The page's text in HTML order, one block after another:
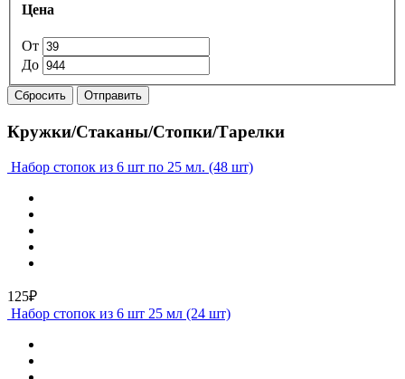
Цена
От
До
Сбросить Отправить
Кружки/Стаканы/Стопки/Тарелки
Набор стопок из 6 шт по 25 мл. (48 шт)
125₽
Набор стопок из 6 шт 25 мл (24 шт)